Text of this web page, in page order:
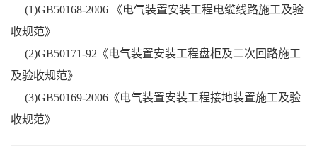
(1)GB50168-2006 《电气装置安装工程电缆线路施工及验
收规范》
(2)GB50171-92《电气装置安装工程盘柜及二次回路施工
及验收规范》
(3)GB50169-2006《电气装置安装工程接地装置施工及验
收规范》